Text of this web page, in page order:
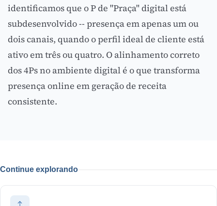
identificamos que o P de "Praça" digital está
subdesenvolvido -- presença em apenas um ou
dois canais, quando operfil ideal de cliente está
ativo em três ou quatro. O alinhamento correto
dos 4Ps no ambiente digital é o que transforma
presença online em geração de receita
consistente.
Continue explorando